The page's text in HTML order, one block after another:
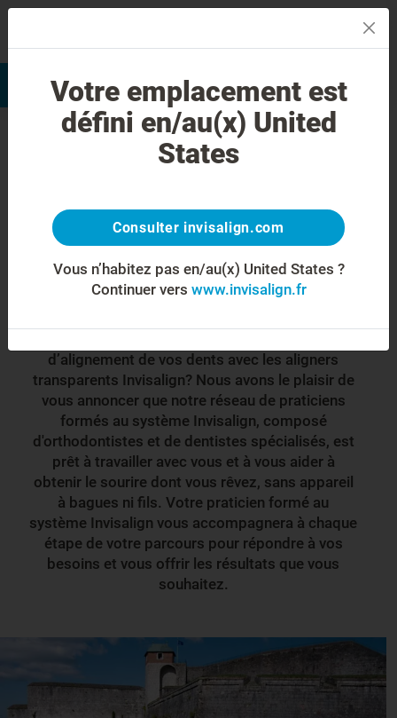
Evaluation du sourire Trouver un praticien
Commencez votre
transparents
Invisalign® à
Besançon!
d’alignement de vos dents avec les aligners
transparents Invisalign? Nous avons le plaisir de
vous annoncer que notre réseau de praticiens
formés au système Invisalign, composé
d'orthodontistes et de dentistes spécialisés, est
prêt à travailler avec vous et à vous aider à
obtenir le sourire dont vous rêvez, sans appareil
à bagues ni fils. Votre praticien formé au
système Invisalign vous accompagnera à chaque
étape de votre parcours pour répondre à vos
besoins et vous offrir les résultats que vous
souhaitez.
Votre emplacement est
défini en/au(x) United
States
Consulter invisalign.com
Vous n’habitez pas en/au(x) United States ?
Continuer vers www.invisalign.fr